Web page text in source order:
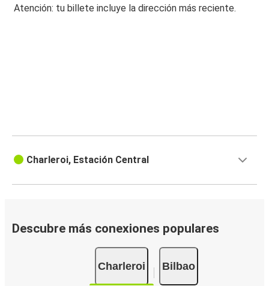
Atención: tu billete incluye la dirección más reciente.
Charleroi, Estación Central
Descubre más conexiones populares
Charleroi Bilbao